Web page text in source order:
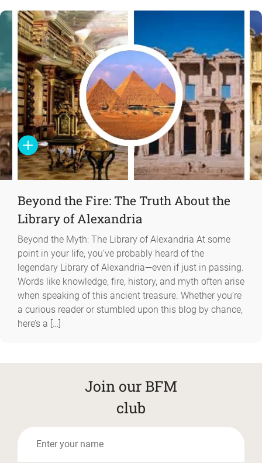
Beyond the Fire: The Truth About the
Library of Alexandria
Beyond the Myth: The Library of Alexandria At some
point in your life, you’ve probably heard of the
legendary Library of Alexandria—even if just in passing.
Words like knowledge, fire, history, and myth often arise
when speaking of this ancient treasure. Whether you’re
a curious reader or stumbled upon this blog by chance,
here’s a […]
Join our BFM
club